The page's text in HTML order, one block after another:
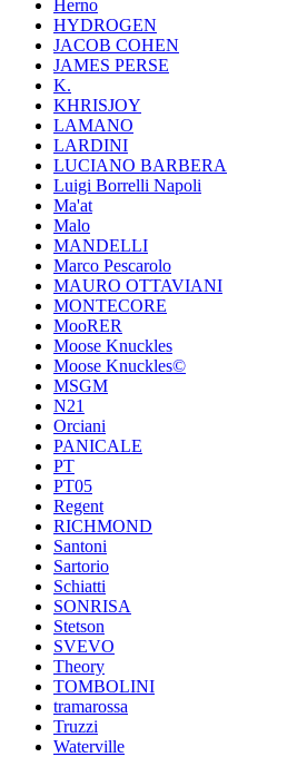
Herno
HYDROGEN
JACOB COHEN
JAMES PERSE
K.
KHRISJOY
LAMANO
LARDINI
LUCIANO BARBERA
Luigi Borrelli Napoli
Ma'at
Malo
MANDELLI
Marco Pescarolo
MAURO OTTAVIANI
MONTECORE
MooRER
Moose Knuckles
Moose Knuckles©️
MSGM
N21
Orciani
PANICALE
PT
PT05
Regent
RICHMOND
Santoni
Sartorio
Schiatti
SONRISA
Stetson
SVEVO
Theory
TOMBOLINI
tramarossa
Truzzi
Waterville